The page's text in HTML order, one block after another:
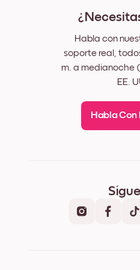
Habla con
soporte real,
m. a medianoche
EE.
Habla Con